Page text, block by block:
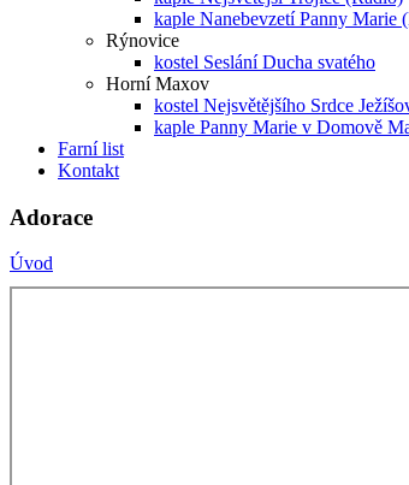
kaple Nanebevzetí Panny Marie
Rýnovice
kostel Seslání Ducha svatého
Horní Maxov
kostel Nejsvětějšího Srdce
kaple Panny Marie v Domově
Farní list
Kontakt
Adorace
Úvod